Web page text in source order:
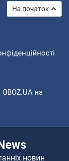
На початок
на
новин